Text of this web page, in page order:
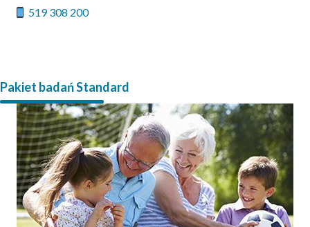
519 308 200
Pakiet badań Standard